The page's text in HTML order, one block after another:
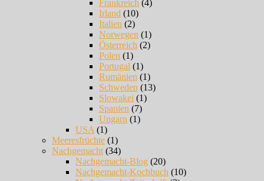
Frankreich (4)
Irland (10)
Italien (2)
Norwegen (1)
Österreich (2)
Polen (1)
Portugal (1)
Rumänien (1)
Schweden (13)
Slowakei (1)
Spanien (7)
Ungarn (1)
USA(1)
Meeresfrüchte (1)
Nachgemacht(34)
Nachgemacht-Blog (20)
Nachgemacht-Kochbuch (10)